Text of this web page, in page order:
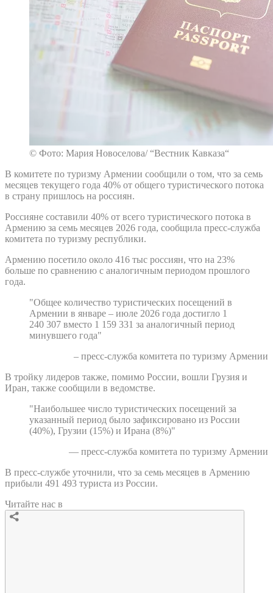
© Фото: Мария Новоселова/ “Вестник Кавказа“
В комитете по туризму Армении сообщили о том, что за семь
месяцев текущего года 40% от общего туристического потока
в страну пришлось на россиян.
Россияне составили 40% от всего туристического потока в
Армению за семь месяцев 2026 года, сообщила пресс-служба
комитета по туризму республики.
Армению посетило около 416 тыс россиян, что на 23%
больше по сравнению с аналогичным периодом прошлого
года.
"Общее количество туристических посещений в
Армении в январе – июле 2026 года достигло 1
240 307 вместо 1 159 331 за аналогичный период
минувшего года"
– пресс-служба комитета по туризму Армении
В тройку лидеров также, помимо России, вошли Грузия и
Иран, также сообщили в ведомстве.
"Наибольшее число туристических посещений за
указанный период было зафиксировано из России
(40%), Грузии (15%) и Ирана (8%)"
— пресс-служба комитета по туризму Армении
В пресс-службе уточнили, что за семь месяцев в Армению
прибыли 491 493 туриста из России.
Читайте нас в